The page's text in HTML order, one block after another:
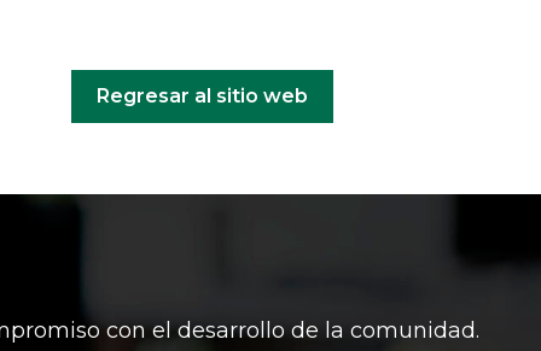
Regresar al sitio web
con el desarrollo de la comunidad.